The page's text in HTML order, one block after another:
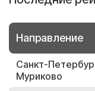
Направление
Санкт-
Муриково